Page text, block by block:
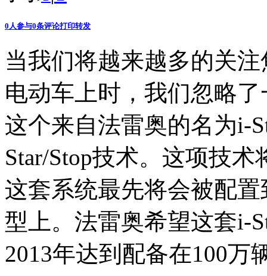
0 人参与0条评论打印转发
当我们将越来越多的关
电动车上时，我们忽略
这个来自法雷奥的名为i-
Star/Stop技术。这项技
这套系统最先将会被配
型上。法雷奥希望这套i-
2013年达到配备在100万